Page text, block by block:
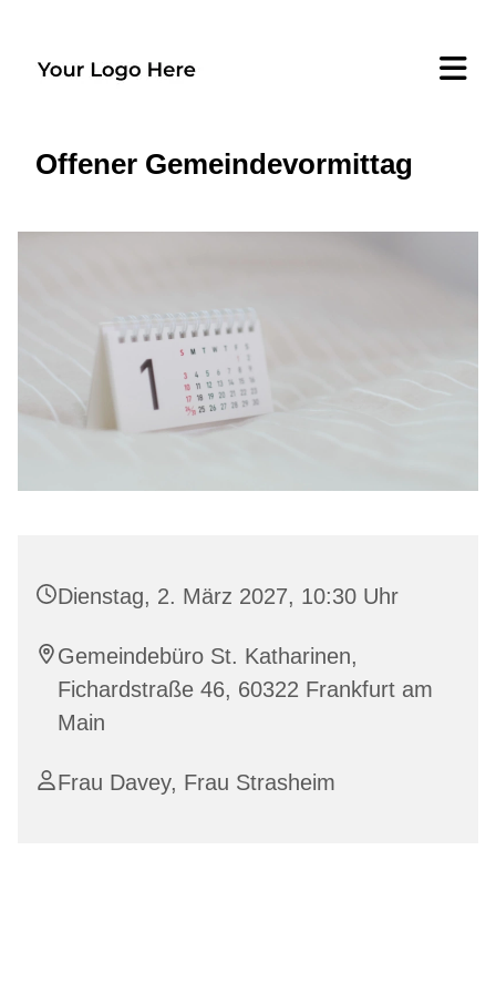
Offener Gemeindevormittag
Dienstag, 2. März 2027, 10:30 Uhr
Gemeindebüro St. Katharinen,
Fichardstraße 46, 60322 Frankfurt am
Main
Frau Davey, Frau Strasheim